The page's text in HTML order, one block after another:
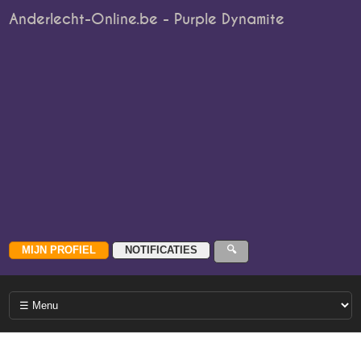
Anderlecht-Online.be - Purple Dynamite